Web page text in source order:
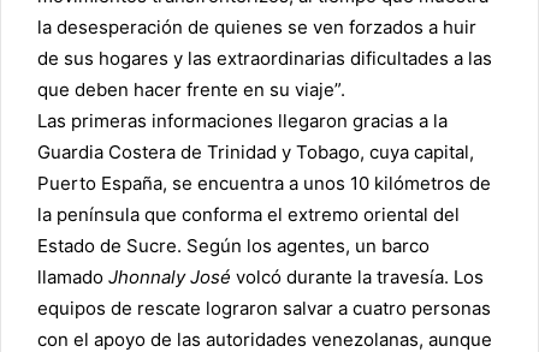
la desesperación de quienes se ven forzados a huir
de sus hogares y las extraordinarias dificultades a las
que deben hacer frente en su viaje”.
Las primeras informaciones llegaron gracias a la
Guardia Costera de Trinidad y Tobago, cuya capital,
Puerto España, se encuentra a unos 10 kilómetros de
la península que conforma el extremo oriental del
Estado de Sucre. Según los agentes, un barco
llamado Jhonnaly José volcó durante la travesía. Los
equipos de rescate lograron salvar a cuatro personas
con el apoyo de las autoridades venezolanas, aunque